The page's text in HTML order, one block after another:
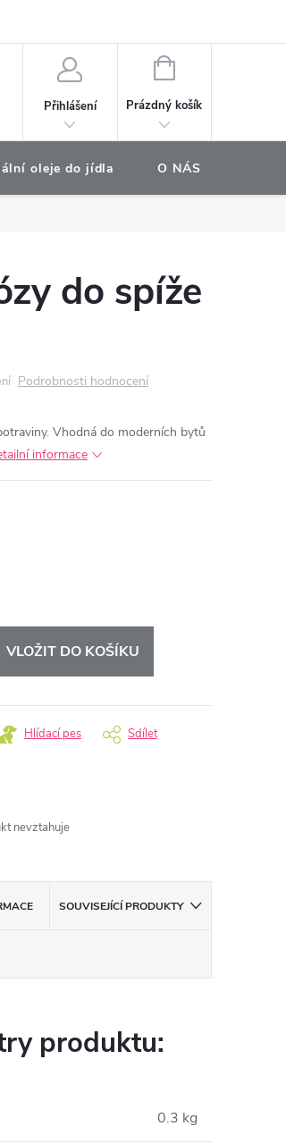
Přihlášení
NÁKUPNÍ
Prázdný košík
oleje do jídla O NÁS
do spíže
Podrobnosti hodnocení
Vhodná do moderních bytů
informace
VLOŽIT DO KOŠÍKU
Hlídací pes Sdílet
nevztahuje
SOUVISEJÍCÍ PRODUKTY
produktu:
0.3 kg